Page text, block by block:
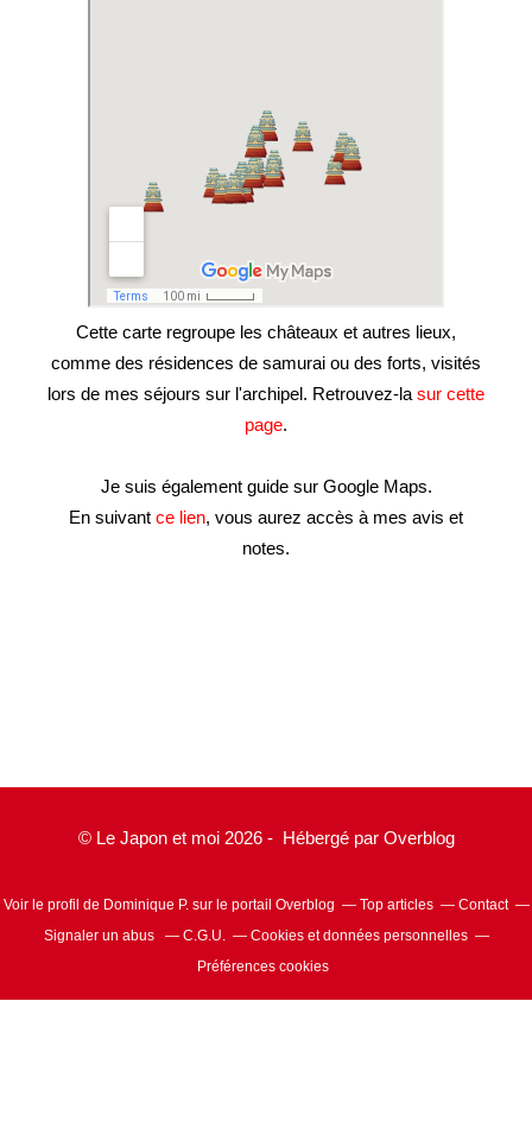
Cette carte regroupe les châteaux et autres lieux,
comme des résidences de samurai ou des forts, visités
lors de mes séjours sur l'archipel. Retrouvez-la sur cette
page.
Je suis également guide sur Google Maps.
En suivant ce lien, vous aurez accès à mes avis et
notes.
© Le Japon et moi 2026 - Hébergé par Overblog
Voir le profil de Dominique P. sur le portail Overblog Top articles
Contact
Signaler un abus
C.G.U.
Cookies et données personnelles
Préférences cookies